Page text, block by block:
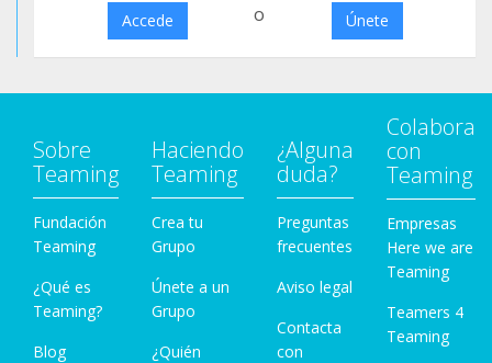
Accede o Únete
Sobre
Teaming
Fundación
Teaming
¿Qué es
Teaming?
Blog
Haciendo
Teaming
Crea tu
Grupo
Únete a un
Grupo
¿Quién
¿Alguna
duda?
Preguntas
frecuentes
Aviso legal
Contacta
con
Colabora
con
Teaming
Empresas
Here we are
Teaming
Teamers 4
Teaming